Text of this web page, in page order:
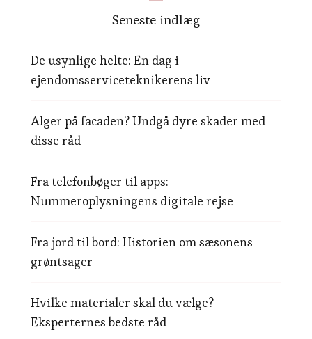
Seneste indlæg
De usynlige helte: En dag i
ejendomsserviceteknikerens liv
Alger på facaden? Undgå dyre skader med
disse råd
Fra telefonbøger til apps:
Nummeroplysningens digitale rejse
Fra jord til bord: Historien om sæsonens
grøntsager
Hvilke materialer skal du vælge?
Eksperternes bedste råd